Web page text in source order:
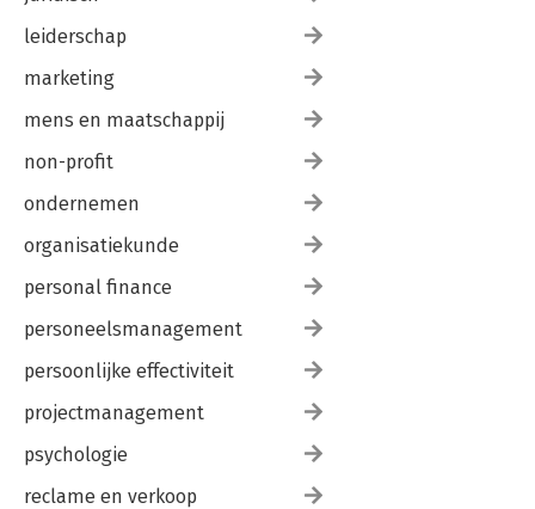
leiderschap
marketing
mens en maatschappij
non-profit
ondernemen
organisatiekunde
personal finance
personeelsmanagement
persoonlijke effectiviteit
projectmanagement
psychologie
reclame en verkoop